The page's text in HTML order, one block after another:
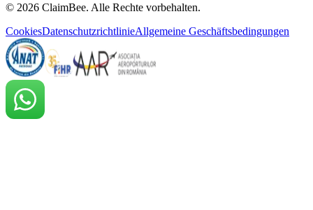
© 2026 ClaimBee. Alle Rechte vorbehalten.
CookiesDatenschutzrichtlinieAllgemeine Geschäftsbedingungen